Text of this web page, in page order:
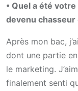
• Quel a été
devenu chasseur
Après mon bac,
dont une partie
le marketing.
finalement senti